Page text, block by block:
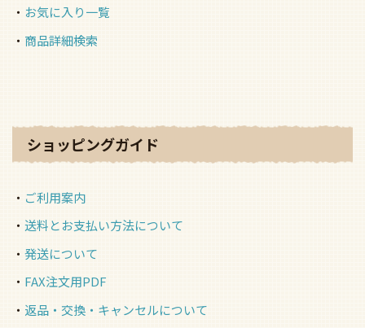
お気に入り一覧
商品詳細検索
ショッピングガイド
ご利用案内
送料とお支払い方法について
発送について
FAX注文用PDF
返品・交換・キャンセルについて